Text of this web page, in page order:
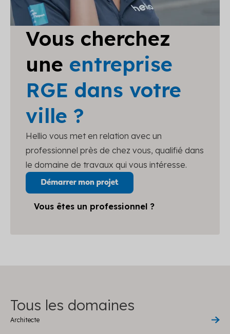
Vous cherchez
une entreprise
RGE dans votre
ville ?
Hellio vous met en relation avec un
professionnel près de chez vous, qualifié dans
le domaine de travaux qui vous intéresse.
Vous êtes un professionnel ?
Tous les domaines
Architecte